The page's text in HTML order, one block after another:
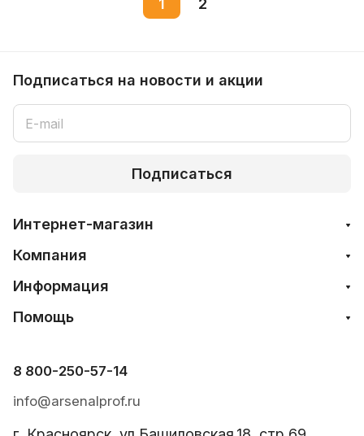
1 2
Подписаться на новости и акции
Подписаться
Интернет-магазин
Компания
Информация
Помощь
8 800-250-57-14
info@arsenalprof.ru